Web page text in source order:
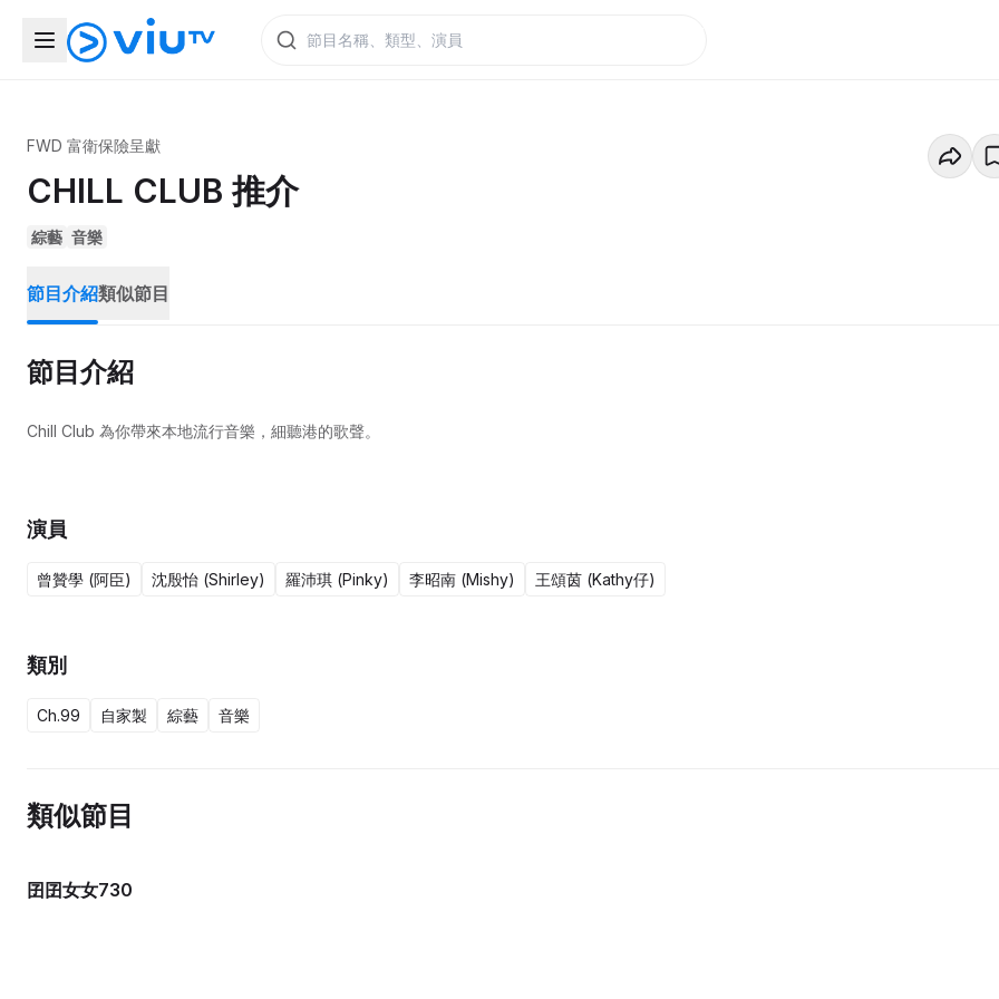
FWD 富衛保險呈獻
CHILL CLUB 推介
綜藝 音樂
節目介紹類似節目
節目介紹
Chill Club 為你帶來本地流行音樂，細聽港的歌聲。
演員
曾贊學 (阿臣) 沈殷怡 (Shirley) 羅沛琪 (Pinky) 李昭南 (Mishy) 王頌茵 (Kathy仔)
類別
Ch.99 自家製 綜藝 音樂
類似節目
囝囝女女730